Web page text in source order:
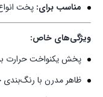
مناسب برای: پخت
ویژگی‌های خاص:
پخش یکنواخت حرارت
ظاهر مدرن با